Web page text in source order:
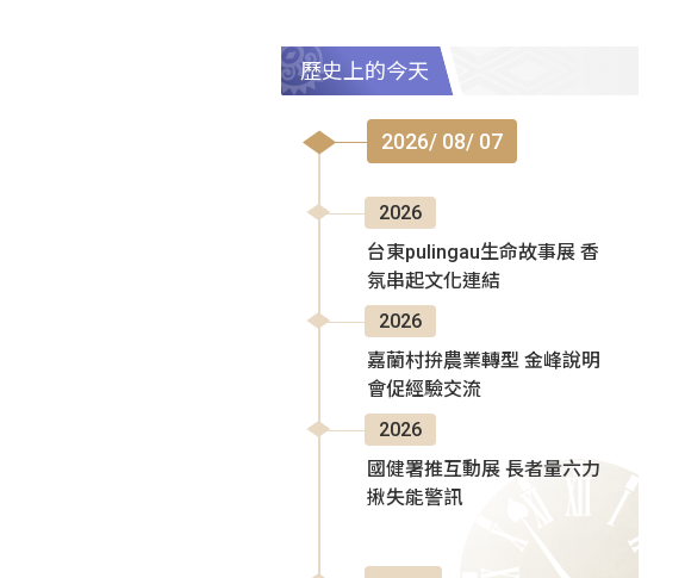
歷史上的今天
2026/ 08/ 07
2026
台東pulingau生命故事展 香
氛串起文化連結
2026
嘉蘭村拚農業轉型 金峰說明
會促經驗交流
2026
國健署推互動展 長者量六力
揪失能警訊